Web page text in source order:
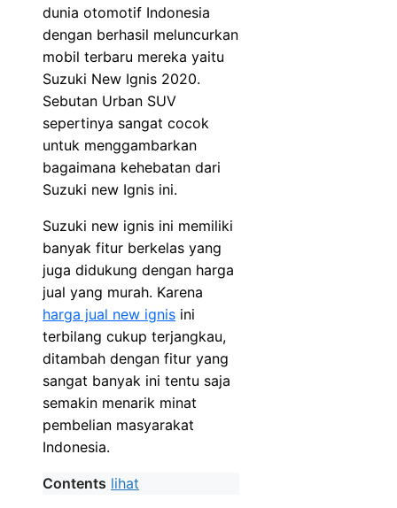
dunia otomotif Indonesia
dengan berhasil meluncurkan
mobil terbaru mereka yaitu
Suzuki New Ignis 2020.
Sebutan Urban SUV
sepertinya sangat cocok
untuk menggambarkan
bagaimana kehebatan dari
Suzuki new Ignis ini.
Suzuki new ignis ini memiliki
banyak fitur berkelas yang
juga didukung dengan harga
jual yang murah. Karena
harga jual new ignis ini
terbilang cukup terjangkau,
ditambah dengan fitur yang
sangat banyak ini tentu saja
semakin menarik minat
pembelian masyarakat
Indonesia.
Contents lihat